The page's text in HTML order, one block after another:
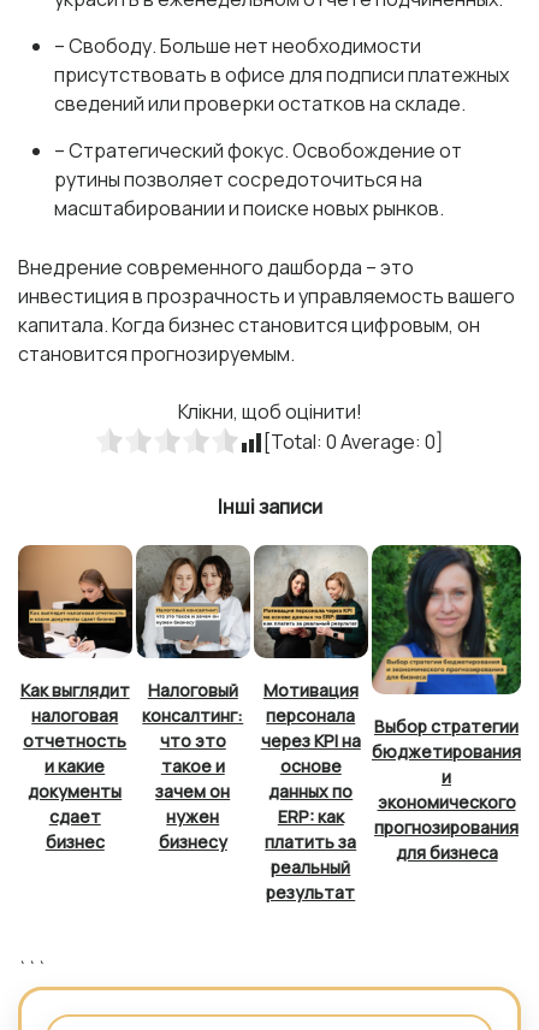
– Свободу. Больше нет необходимости
присутствовать в офисе для подписи платежных
сведений или проверки остатков на складе.
– Стратегический фокус. Освобождение от
рутины позволяет сосредоточиться на
масштабировании и поиске новых рынков.
Внедрение современного дашборда – это
инвестиция в прозрачность и управляемость вашего
капитала. Когда бизнес становится цифровым, он
становится прогнозируемым.
Клікни, щоб оцінити!
[Total: 0Average: 0]
Інші записи
Как выглядит
налоговая
отчетность
и какие
документы
сдает
бизнес
Налоговый
консалтинг:
что это
такое и
зачем он
нужен
бизнесу
Мотивация
персонала
через KPI на
основе
данных по
ERP: как
платить за
реальный
результат
Выбор стратегии
бюджетирования
и
экономического
прогнозирования
для бизнеса
```